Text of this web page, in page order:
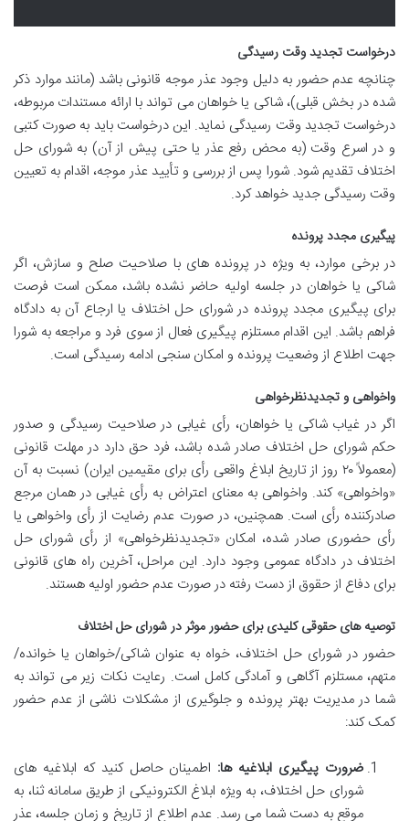
درخواست تجدید وقت رسیدگی
چنانچه عدم حضور به دلیل وجود عذر موجه قانونی باشد (مانند موارد ذکر
شده در بخش قبلی)، شاکی یا خواهان می تواند با ارائه مستندات مربوطه،
درخواست تجدید وقت رسیدگی نماید. این درخواست باید به صورت کتبی
و در اسرع وقت (به محض رفع عذر یا حتی پیش از آن) به شورای حل
اختلاف تقدیم شود. شورا پس از بررسی و تأیید عذر موجه، اقدام به تعیین
وقت رسیدگی جدید خواهد کرد.
پیگیری مجدد پرونده
در برخی موارد، به ویژه در پرونده های با صلاحیت صلح و سازش، اگر
شاکی یا خواهان در جلسه اولیه حاضر نشده باشد، ممکن است فرصت
برای پیگیری مجدد پرونده در شورای حل اختلاف یا ارجاع آن به دادگاه
فراهم باشد. این اقدام مستلزم پیگیری فعال از سوی فرد و مراجعه به شورا
جهت اطلاع از وضعیت پرونده و امکان سنجی ادامه رسیدگی است.
واخواهی و تجدیدنظرخواهی
اگر در غیاب شاکی یا خواهان، رأی غیابی در صلاحیت رسیدگی و صدور
حکم شورای حل اختلاف صادر شده باشد، فرد حق دارد در مهلت قانونی
(معمولاً ۲۰ روز از تاریخ ابلاغ واقعی رأی برای مقیمین ایران) نسبت به آن
«واخواهی» کند. واخواهی به معنای اعتراض به رأی غیابی در همان مرجع
صادرکننده رأی است. همچنین، در صورت عدم رضایت از رأی واخواهی یا
رأی حضوری صادر شده، امکان «تجدیدنظرخواهی» از رأی شورای حل
اختلاف در دادگاه عمومی وجود دارد. این مراحل، آخرین راه های قانونی
برای دفاع از حقوق از دست رفته در صورت عدم حضور اولیه هستند.
توصیه های حقوقی کلیدی برای حضور موثر در شورای حل اختلاف
حضور در شورای حل اختلاف، خواه به عنوان شاکی/خواهان یا خوانده/
متهم، مستلزم آگاهی و آمادگی کامل است. رعایت نکات زیر می تواند به
شما در مدیریت بهتر پرونده و جلوگیری از مشکلات ناشی از عدم حضور
کمک کند:
ضرورت پیگیری ابلاغیه ها: اطمینان حاصل کنید که ابلاغیه های
شورای حل اختلاف، به ویژه ابلاغ الکترونیکی از طریق سامانه ثنا، به
موقع به دست شما می رسد. عدم اطلاع از تاریخ و زمان جلسه، عذر